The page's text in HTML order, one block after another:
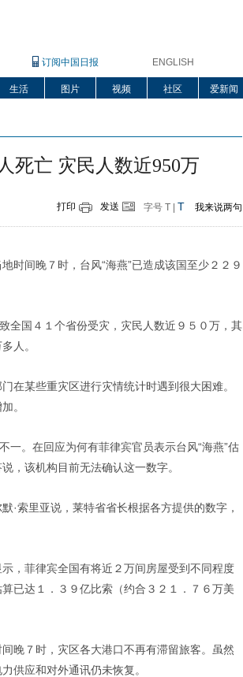
订阅中国日报 ENGLISH
生活 图片 视频 社区 爱新闻
死亡 灾民人数近950万
打印 发送 字号 T T 我来说两句
间晚７时，台风“海燕”已造成该国至少２２９
国４１个省份受灾，灾民人数近９５０万，其
人。
某些重灾区进行灾情统计时遇到很大困难。
。
。在回应为何有菲律宾官员表示台风“海燕”估
，该机构目前无法确认这一数字。
索里亚说，莱特省省长根据各方提供的数字，
菲律宾全国有将近２万间房屋受到不同程度
已达１．３９亿比索（约合３２１．７６万美
７时，灾区各大港口不再有滞留旅客。虽然
供应和对外通讯仍未恢复。